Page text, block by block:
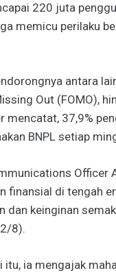
220 juta
memicu perilaku
antara
Out (FOMO),
mencatat, 37,9%
BNPL setiap
Officer
finansial di tengah
dan keinginan
8).
itu, ia mengajak